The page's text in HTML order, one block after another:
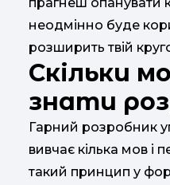
неодмінно буде
розширить твій
Скільки
знати
Гарний розробник
вивчає кілька мов і
такий принцип у